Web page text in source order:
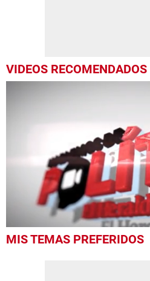
VIDEOS RECOMENDADOS
seconds
MIS TEMAS PREFERIDOS